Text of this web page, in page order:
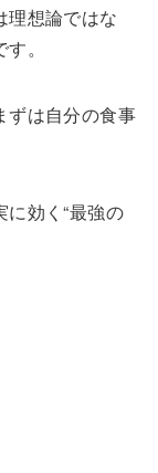
理想論ではな
。
ずは自分の食事
効く“最強の